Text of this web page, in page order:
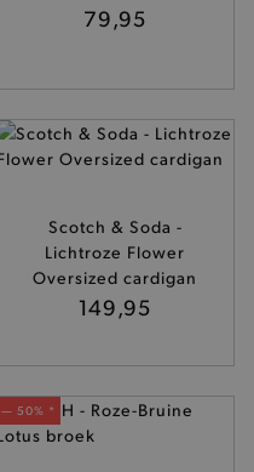
79,95
Scotch & Soda -
Lichtroze Flower
Oversized cardigan
149,95
— 50% *